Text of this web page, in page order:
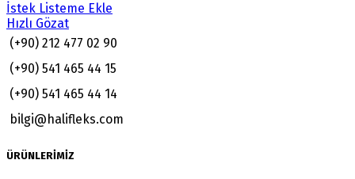
İstek Listeme Ekle
Hızlı Gözat
(+90) 212 477 02 90
(+90) 541 465 44 15
(+90) 541 465 44 14
bilgi@halifleks.com
ÜRÜNLERİMİZ